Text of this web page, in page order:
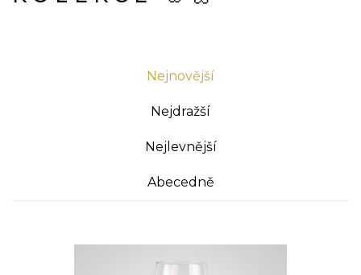
Nejnovější
Nejdražší
Nejlevnější
Abecedně